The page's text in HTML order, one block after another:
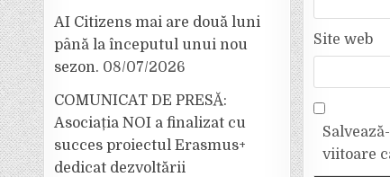
Site web
viitoare
AI Citizens mai are două luni
până la începutul unui nou
sezon. 08/07/2026
COMUNICAT DE PRESĂ:
Asociația NOI a finalizat cu
succes proiectul Erasmus+
dedicat dezvoltării